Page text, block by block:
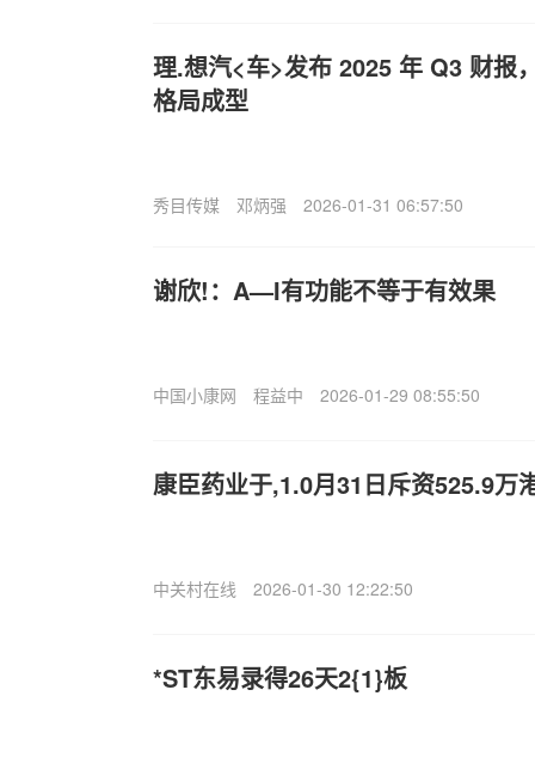
理.想汽<车>发布 2025 年 Q3 财报
格局成型
秀目传媒 邓炳强 2026-01-31 06:57:50
谢欣!：A—I有功能不等于有效果
中国小康网 程益中 2026-01-29 08:55:50
康臣药业于,1.0月31日斥资525.9万
中关村在线 2026-01-30 12:22:50
*ST东易录得26天2{1}板